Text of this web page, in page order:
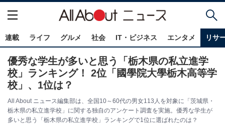
連載 ライフ グルメ 社会 IT・ビジネス エンタメ リサ
優秀な学生が多いと思う「栃木県の私立進学
校」ランキング！ 2位「國學院大學栃木高等学
校」、1位は？
All About ニュース編集部は、全国10～60代の男女113人を対象に「茨城県・
栃木県の私立進学校」に関する独自のアンケート調査を実施。優秀な学生が
多いと思う「栃木県の私立進学校」ランキングで1位に選ばれたのは？